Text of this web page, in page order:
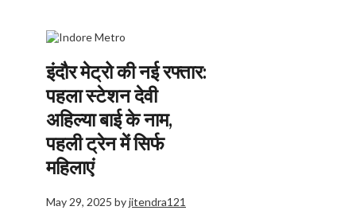
इंदौर मेट्रो की नई रफ्तार:
पहला स्टेशन देवी
अहिल्या बाई के नाम,
पहली ट्रेन में सिर्फ
महिलाएं
May 29, 2025 byjitendra121